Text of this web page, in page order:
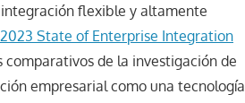
flexible y altamente
State of Enterprise Integration
de la investigación de
empresarial como una tecnología